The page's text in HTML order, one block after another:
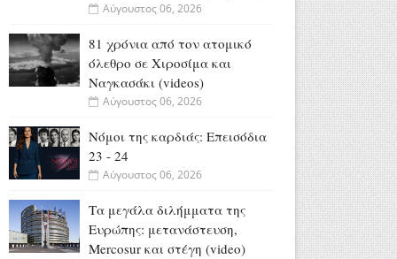
Αύγουστος 06, 2026
81 χρόνια από τον ατομικό
όλεθρο σε Χιροσίμα και
Ναγκασάκι (videos)
Αύγουστος 06, 2026
Νόμοι της καρδιάς: Επεισόδια
23 - 24
Αύγουστος 06, 2026
Τα μεγάλα διλήμματα της
Ευρώπης: μετανάστευση,
Mercosur και στέγη (video)